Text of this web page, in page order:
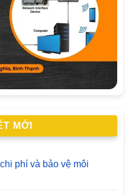
MỚI
phí và bảo vệ môi